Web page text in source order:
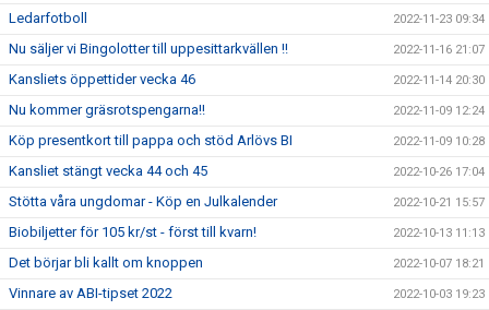
Ledarfotboll 2022-11-23 09:34
Nu säljer vi Bingolotter till uppesittarkvällen !! 2022-11-16 21:07
Kansliets öppettider vecka 46 2022-11-14 20:30
Nu kommer gräsrotspengarna!! 2022-11-09 12:24
Köp presentkort till pappa och stöd Arlövs BI 2022-11-09 10:28
Kansliet stängt vecka 44 och 45 2022-10-26 17:04
Stötta våra ungdomar - Köp en Julkalender 2022-10-21 15:57
Biobiljetter för 105 kr/st - först till kvarn! 2022-10-13 11:13
Det börjar bli kallt om knoppen 2022-10-07 18:21
Vinnare av ABI-tipset 2022 2022-10-03 19:23